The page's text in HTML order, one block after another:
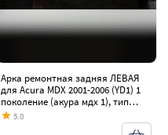
Арка ремонтная задняя ЛЕВАЯ
для Acura MDX 2001-2006 (YD1) 1
поколение (акура мдх 1), тип
кузова - кроссовера ,
оцинкованная ЦИНК сталь 1 мм
5.0